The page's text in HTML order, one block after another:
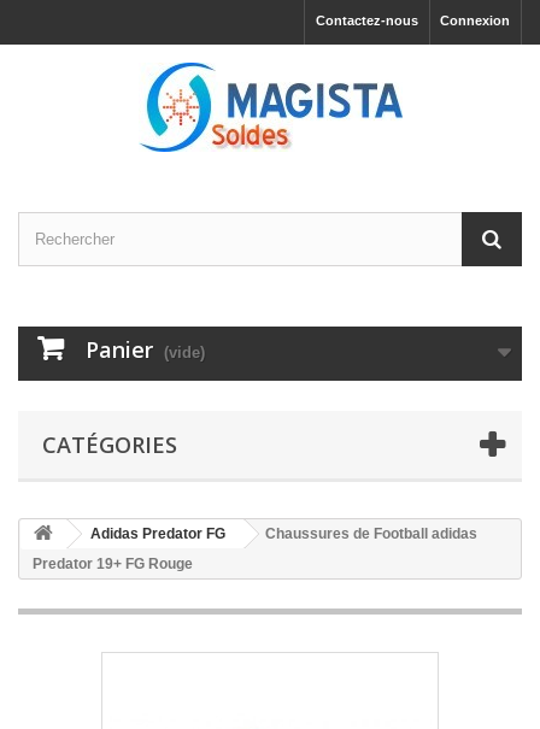
Connexion
Contactez-nous
Panier (vide)
CATÉGORIES
Adidas Predator FG
Chaussures de Football adidas
Predator 19+ FG Rouge